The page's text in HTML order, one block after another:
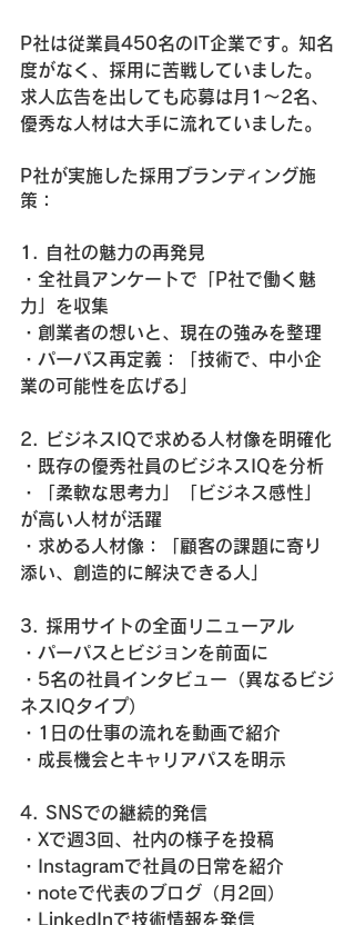
P社は従業員450名のIT企業です。知名
度がなく、採用に苦戦していました。
求人広告を出しても応募は月1〜2名、
優秀な人材は大手に流れていました。
P社が実施した採用ブランディング施
策：
1. 自社の魅力の再発見
・全社員アンケートで「P社で働く魅
力」を収集
・創業者の想いと、現在の強みを整理
・パーパス再定義：「技術で、中小企
業の可能性を広げる」
2. ビジネスIQで求める人材像を明確化
・既存の優秀社員のビジネスIQを分析
・「柔軟な思考力」「ビジネス感性」
が高い人材が活躍
・求める人材像：「顧客の課題に寄り
添い、創造的に解決できる人」
3. 採用サイトの全面リニューアル
・パーパスとビジョンを前面に
・5名の社員インタビュー（異なるビジ
ネスIQタイプ）
・1日の仕事の流れを動画で紹介
・成長機会とキャリアパスを明示
4. SNSでの継続的発信
・Xで週3回、社内の様子を投稿
・Instagramで社員の日常を紹介
・noteで代表のブログ（月2回）
・LinkedInで技術情報を発信